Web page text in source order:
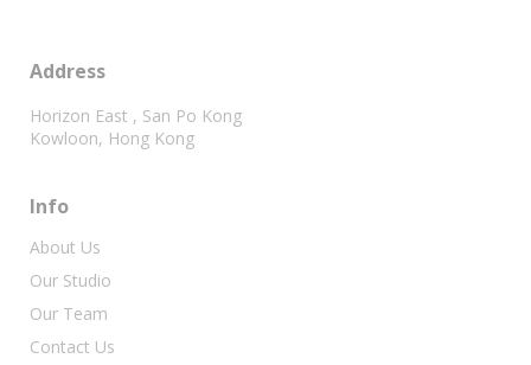
Address
Horizon East , San Po Kong
Kowloon, Hong Kong
Info
About Us
Our Studio
Our Team
Contact Us